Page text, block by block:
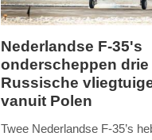
04-
2025
09:10
maandag,
13.
februari
2023
Nederlandse F-35's
onderscheppen drie
Russische
vanuit Polen
Twee Nederlandse F-35’s